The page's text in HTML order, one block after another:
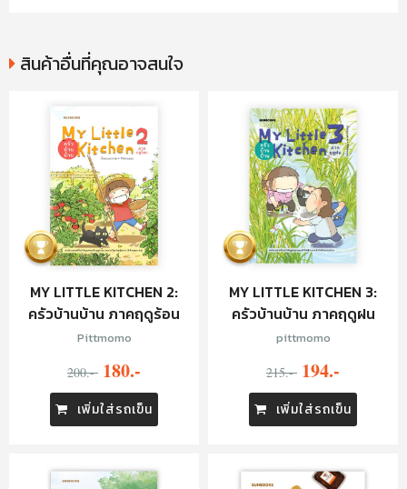
สินค้าอื่นที่คุณอาจสนใจ
MY LITTLE KITCHEN 2:
ครัวบ้านบ้าน ภาคฤดูร้อน
Pittmomo
200.- 180.-
เพิ่มใส่รถเข็น
MY LITTLE KITCHEN 3:
ครัวบ้านบ้าน ภาคฤดูฝน
pittmomo
215.- 194.-
เพิ่มใส่รถเข็น